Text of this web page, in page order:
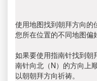
使用地图找到朝拜方向的
您所在位置的不同地图偏
如果要使用指南针找到朝
南针向北（N）的方向上
以朝朝拜方向祈祷。